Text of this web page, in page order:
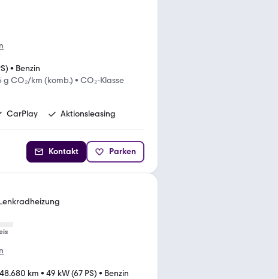
• Benzin
g CO₂/km (komb.) • CO₂-Klasse
CarPlay Aktionsleasing
Kontakt Parken
48.680 km • 49 kW (67 PS) • Benzin